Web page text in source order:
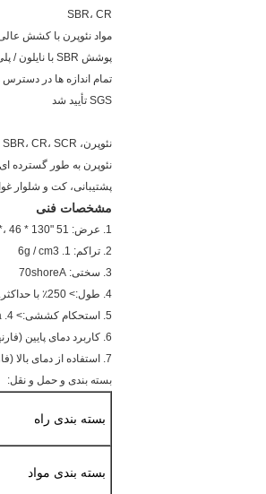
SBR، CR
مواد نئوپرن با کشش
پوشش SBR با نایلون / پلی استر
تمام اندازه ها در
SGS تأیید شد
نئوپرن، SBR، CR، SCR
نئوپرن به طور گسترده
پشتیبانی، کت و شلوار
مشخصات فنی
1. عرض: 51 "x 130"، 51 * 83 *، 56 * 90 *، 60 * 130.56 * 130 *، 46 * 130 *
2. تراکم: 1. 6g / cm3
3. سختی: 70shoreA
4. طول:> 250٪ با حداکثر. 600٪
5. استحکام کششی:> 4. 0MPa
6. کاربرد دمای پایین (فارنهایت): +10 تا -50
7. استفاده از دمای بالا (فارنهایت): تا 250
بسته بندی و حمل و نقل:
بسته بندی راه
بسته بندی مواد